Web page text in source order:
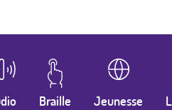
Braille Jeunesse